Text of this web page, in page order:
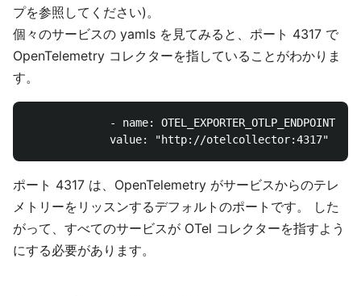
プを参照してください)。
個々のサービスの yamls を見てみると、ポート 4317 で
OpenTelemetry コレクターを指していることがわかりま
す。
             - name: OTEL_EXPORTER_OTLP_ENDPOINT
ポート 4317 は、OpenTelemetry がサービスからのテレ
メトリーをリッスンするデフォルトのポートです。 した
がって、すべてのサービスが OTel コレクターを指すよう
にする必要があります。